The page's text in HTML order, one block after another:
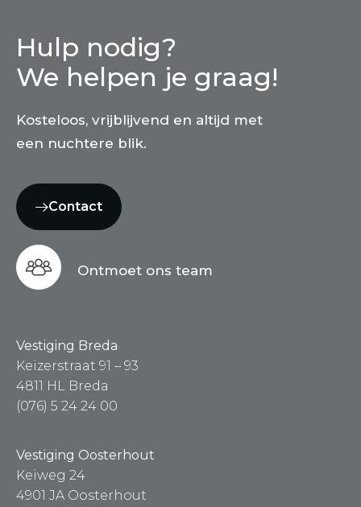
Hulp nodig?
We helpen je graag!
Kosteloos, vrijblijvend en altijd met
een nuchtere blik.
Contact
Ontmoet ons team
Vestiging Breda
Keizerstraat 91 – 93
4811 HL Breda
(076) 5 24 24 00
Vestiging Oosterhout
Keiweg 24
4901 JA Oosterhout